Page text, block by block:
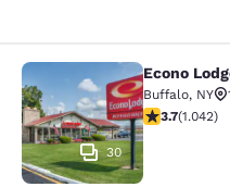
Econo Lodge
30
Econo
Buffalo, NY
Valutazione
3.7(1.042)